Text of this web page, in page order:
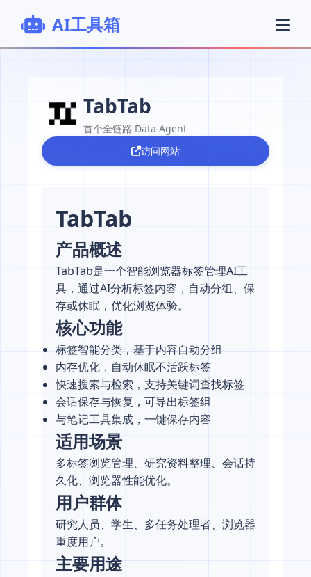
AI工具箱
TabTab
首个全链路 Data Agent
访问网站
TabTab
产品概述
TabTab是一个智能浏览器标签管理AI工
具，通过AI分析标签内容，自动分组、保
存或休眠，优化浏览体验。
核心功能
标签智能分类，基于内容自动分组
内存优化，自动休眠不活跃标签
快速搜索与检索，支持关键词查找标签
会话保存与恢复，可导出标签组
与笔记工具集成，一键保存内容
适用场景
多标签浏览管理、研究资料整理、会话持
久化、浏览器性能优化。
用户群体
研究人员、学生、多任务处理者、浏览器
重度用户。
主要用途